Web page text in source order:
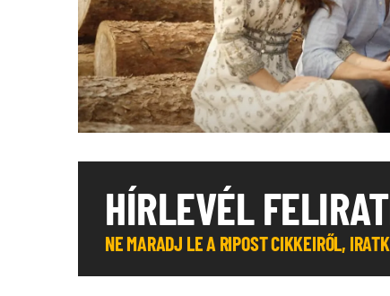
HÍRLEVÉL
NE MARADJ LE A RIPOST CIKKEIRŐL,